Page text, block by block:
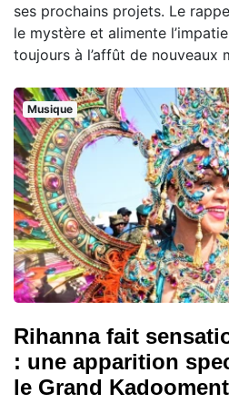
ses prochains projets. Le
le mystère et alimente
toujours à l’affût de nouveaux
Musique
Rihanna fait
: une apparition
le Grand